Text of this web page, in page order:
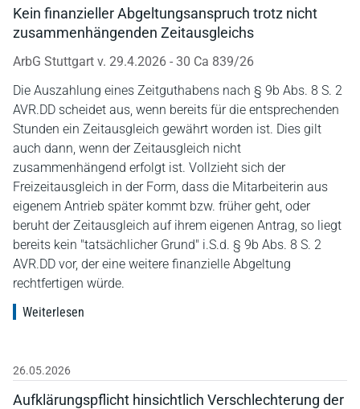
Kein finanzieller Abgeltungsanspruch trotz nicht
zusammenhängenden Zeitausgleichs
ArbG Stuttgart v. 29.4.2026 - 30 Ca 839/26
Die Auszahlung eines Zeitguthabens nach § 9b Abs. 8 S. 2
AVR.DD scheidet aus, wenn bereits für die entsprechenden
Stunden ein Zeitausgleich gewährt worden ist. Dies gilt
auch dann, wenn der Zeitausgleich nicht
zusammenhängend erfolgt ist. Vollzieht sich der
Freizeitausgleich in der Form, dass die Mitarbeiterin aus
eigenem Antrieb später kommt bzw. früher geht, oder
beruht der Zeitausgleich auf ihrem eigenen Antrag, so liegt
bereits kein "tatsächlicher Grund" i.S.d. § 9b Abs. 8 S. 2
AVR.DD vor, der eine weitere finanzielle Abgeltung
rechtfertigen würde.
Weiterlesen
26.05.2026
Aufklärungspflicht hinsichtlich Verschlechterung der